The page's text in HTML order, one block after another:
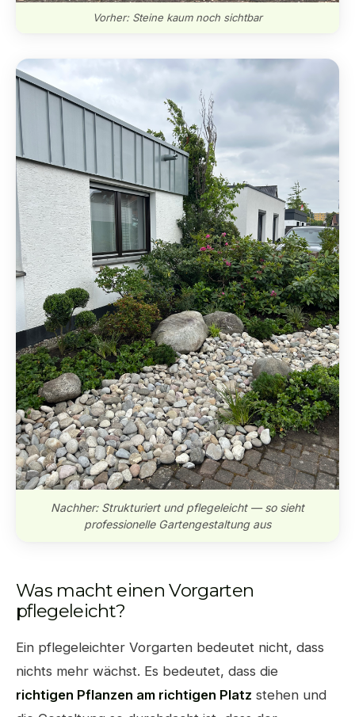
Vorher: Steine kaum noch sichtbar
Nachher: Strukturiert und pflegeleicht — so sieht
professionelle Gartengestaltung aus
Was macht einen Vorgarten
pflegeleicht?
Ein pflegeleichter Vorgarten bedeutet nicht, dass
nichts mehr wächst. Es bedeutet, dass die
richtigen Pflanzen am richtigen Platz stehen und